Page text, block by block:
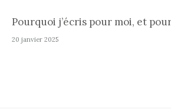
Pourquoi j’écris pour moi, et
20 janvier 2025